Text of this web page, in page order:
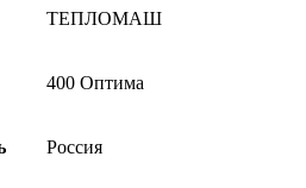
ТЕПЛОМАШ
400 Оптима
Россия